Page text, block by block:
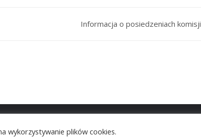
Informacja o posiedzeniach komisji
© 2026 VictorThemes . All Rights Reserved.
wykorzystywanie plików cookies.